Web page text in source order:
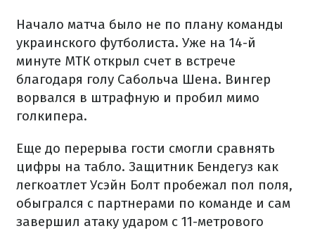
Начало матча было не по плану команды
украинского футболиста. Уже на 14-й
минуте МТК открыл счет в встрече
благодаря голу Сабольча Шена. Вингер
ворвался в штрафную и пробил мимо
голкипера.
Еще до перерыва гости смогли сравнять
цифры на табло. Защитник Бендегуз как
легкоатлет Усэйн Болт пробежал пол поля,
обыгрался с партнерами по команде и сам
завершил атаку ударом с 11-метрового